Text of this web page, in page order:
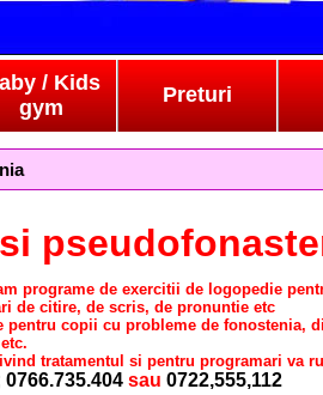
/ Kids
gym
Preturi
programe de exercitii de logopedie
de citire, de scris, de pronuntie etc
pentru copii cu probleme de fonostenia,
tratamentul si pentru programari va
0766.735.404 sau 0722,555,112